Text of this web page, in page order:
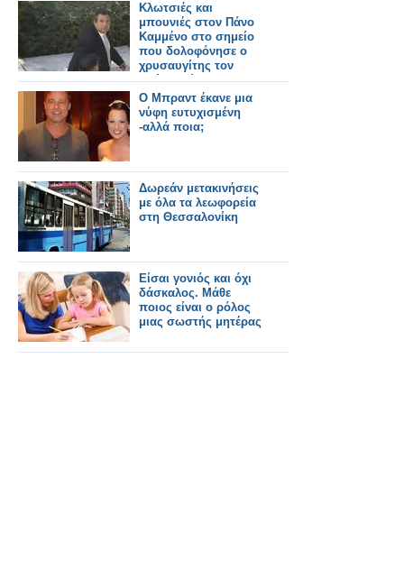
Κλωτσιές και
μπουνιές στον Πάνο
Καμμένο στο σημείο
που δολοφόνησε ο
χρυσαυγίτης τον
Παύλο Φύσσα - Του
άνοιξαν τη μύτη -
Δείτε το video
Ο Μπραντ έκανε μια
νύφη ευτυχισμένη
-αλλά ποια;
Δωρεάν μετακινήσεις
με όλα τα λεωφορεία
στη Θεσσαλονίκη
Είσαι γονιός και όχι
δάσκαλος. Μάθε
ποιος είναι ο ρόλος
μιας σωστής μητέρας